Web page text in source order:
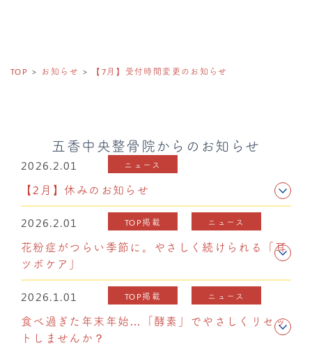
TOP お知らせ 【7月】受付時間変更のお知らせ
五香中央整骨院からのお知らせ
2026.2.01 ニュース
【2月】休みのお知らせ
2026.2.01 TOP掲載 ニュース
花粉症がつらい季節に。やさしく続けられる「耳
ツボケア」
2026.1.01 TOP掲載 ニュース
食べ過ぎた年末年始…「酵素」でやさしくリセッ
トしませんか？